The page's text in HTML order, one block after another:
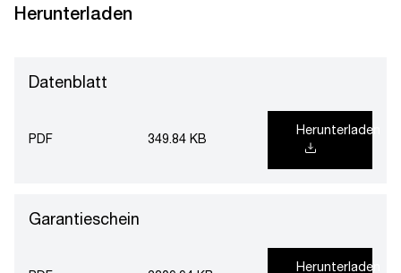
Herunterladen
Datenblatt
PDF 349.84 KB
Herunterladen
Garantieschein
Herunterladen